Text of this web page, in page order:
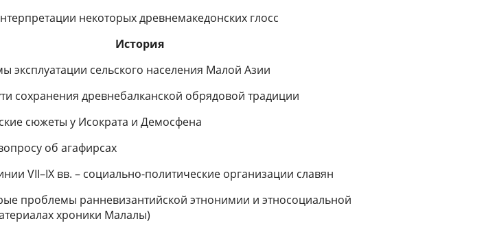
некоторых древнемакедонских глосс
История
эксплуатации сельского населения Малой Азии
сохранения древнебалканской обрядовой традиции
сюжеты у Исократа и Демосфена
об агафирсах
VII–IX вв. – социально-политические организации славян
проблемы ранневизантийской этнонимии и этносоциальной
хроники Малалы)